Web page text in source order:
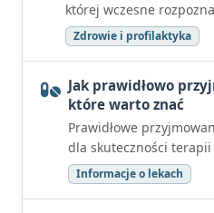
której wczesne
Zdrowie i profilaktyka
Jak prawidłowo
które warto znać
Prawidłowe
dla skuteczności
Informacje o lekach